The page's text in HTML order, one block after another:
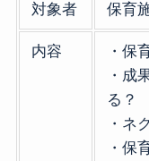
対象者 保育
内容
・保
・成
る？
・ネ
・保